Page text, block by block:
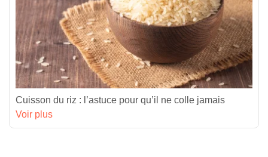
Cuisson du riz : l’astuce pour qu’il ne colle jamais
Voir plus